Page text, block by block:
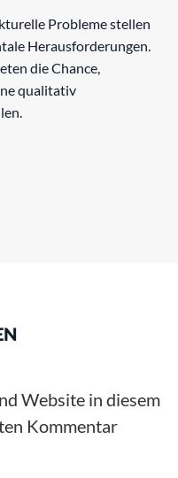
Probleme stellen
Herausforderungen.
die Chance,
qualitativ
Website in diesem
Kommentar